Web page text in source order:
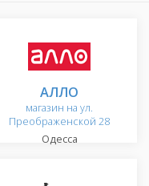
АЛЛО
магазин на ул.
Преображенской 28
Одесса